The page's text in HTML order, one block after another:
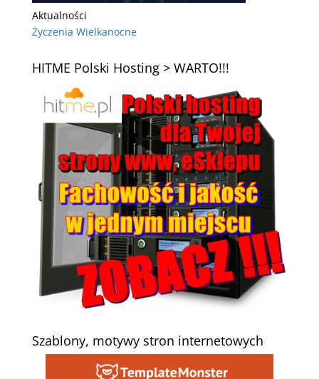
Aktualności
Życzenia Wielkanocne
HITME Polski Hosting > WARTO!!!
Szablony, motywy stron internetowych